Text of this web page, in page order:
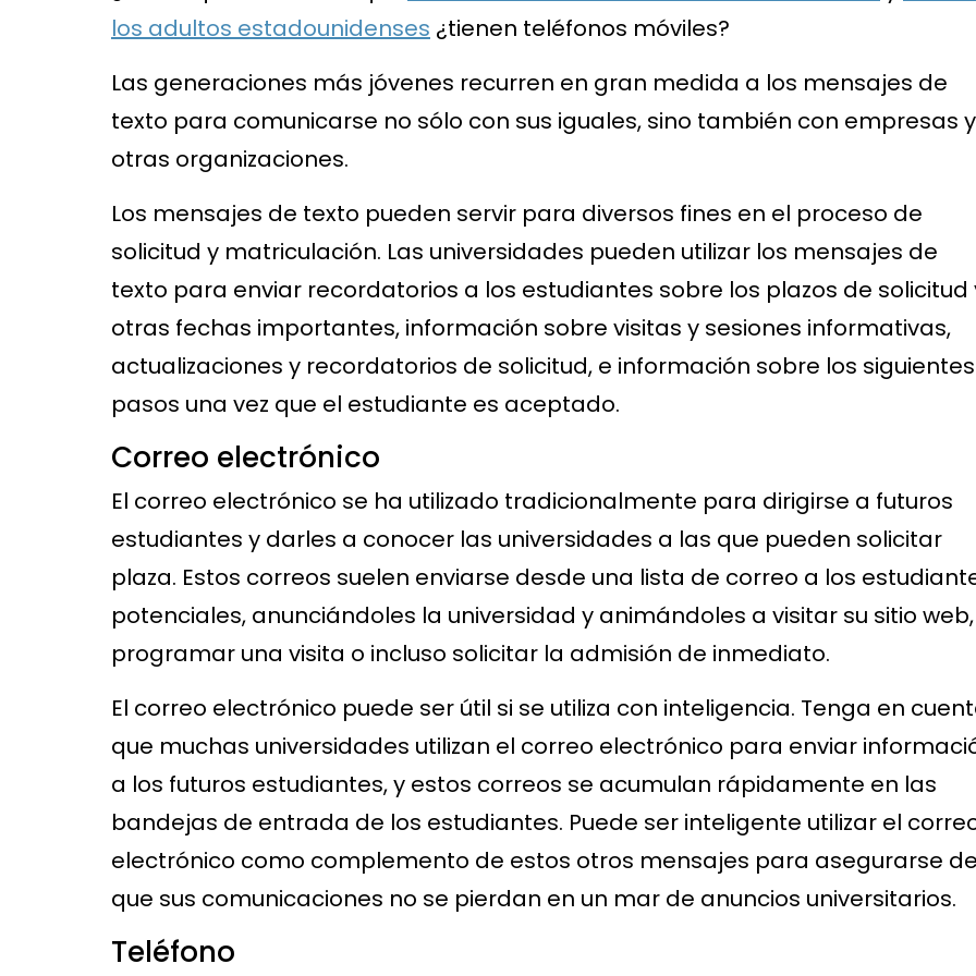
los adultos estadounidenses ¿tienen teléfonos móviles?
Las generaciones más jóvenes recurren en gran medida a los mensajes de
texto para comunicarse no sólo con sus iguales, sino también con empresas y
otras organizaciones.
Los mensajes de texto pueden servir para diversos fines en el proceso de
solicitud y matriculación. Las universidades pueden utilizar los mensajes de
texto para enviar recordatorios a los estudiantes sobre los plazos de solicitud
otras fechas importantes, información sobre visitas y sesiones informativas,
actualizaciones y recordatorios de solicitud, e información sobre los siguientes
pasos una vez que el estudiante es aceptado.
Correo electrónico
El correo electrónico se ha utilizado tradicionalmente para dirigirse a futuros
estudiantes y darles a conocer las universidades a las que pueden solicitar
plaza. Estos correos suelen enviarse desde una lista de correo a los
potenciales, anunciándoles la universidad y animándoles a visitar su sitio web,
programar una visita o incluso solicitar la admisión de inmediato.
El correo electrónico puede ser útil si se utiliza con inteligencia. Tenga en
que muchas universidades utilizan el correo electrónico para enviar
a los futuros estudiantes, y estos correos se acumulan rápidamente en las
bandejas de entrada de los estudiantes. Puede ser inteligente utilizar el
electrónico como complemento de estos otros mensajes para asegurarse
que sus comunicaciones no se pierdan en un mar de anuncios universitarios.
Teléfono